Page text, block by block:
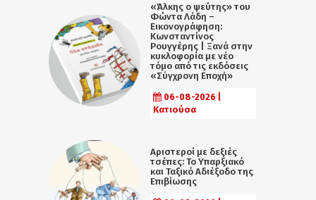
«Άλκης ο ψεύτης» του
Φώντα Λάδη –
Εικονογράφηση:
Κωνσταντίνος
Ρουγγέρης | Ξανά στην
κυκλοφορία με νέο
τόμο από τις εκδόσεις
«Σύγχρονη Εποχή»
06-08-2026 |
Κατιούσα
Αριστεροί με δεξιές
τσέπες: Το Υπαρξιακό
και Ταξικό Αδιέξοδο της
Επιβίωσης